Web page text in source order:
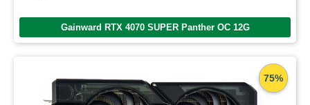
Gainward RTX 4070 SUPER Panther OC 12G
75%